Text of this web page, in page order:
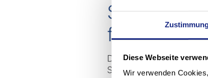
Diese Webseite
Wir verwenden
Stöcklin:
fachliche
Du willst deine Zukunft
Schnupperlehre